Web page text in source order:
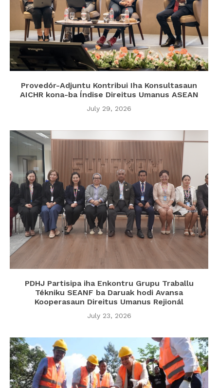
Provedór-Adjuntu Kontribui Iha Konsultasaun
AICHR kona-ba Índise Direitus Umanus ASEAN
July 29, 2026
PDHJ Partisipa iha Enkontru Grupu Traballu
Tékniku SEANF ba Daruak hodi Avansa
Kooperasaun Direitus Umanus Rejionál
July 23, 2026